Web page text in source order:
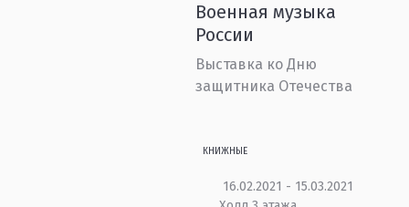
Военная музыка
России
Выставка ко Дню
защитника Отечества
КНИЖНЫЕ
16.02.2021 - 15.03.2021